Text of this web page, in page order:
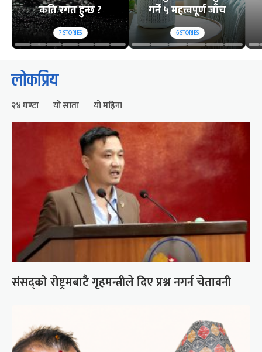
कति रगत हुन्छ ?
7STORIES
गर्ने ५ महत्त्वपूर्ण जाँच
6STORIES
लोकप्रिय
२४ घण्टा यो साता यो महिना
संसद्को रोष्ट्रमबाटै गृहमन्त्रीले दिए प्रश्न नगर्न चेतावनी